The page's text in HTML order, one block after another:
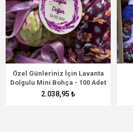
Özel Günleriniz İçin Lavanta
Dolgulu Mini Bohça - 100 Adet
2.038,95 ₺